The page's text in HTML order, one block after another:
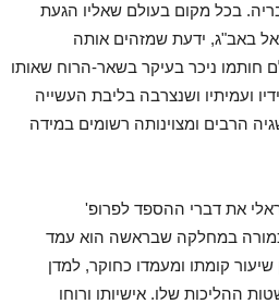
בכל מקום בעולם שאליו הגעת
באב"ג, ידעת שמזהים אותה
חותמו ניכר בעיקר בשאר-הרוח שאותו
ועמיתיו ושנצרבה בליבת העשייה
הרבים ומצוינותה רשומים במידה
את דברי ההספד לפרופ'
כמורה במחלקה שבראשה הוא עמד
קומתו ומעמדו כחוקר, למדן
ההליכות שלו. אישיותו ורוחו